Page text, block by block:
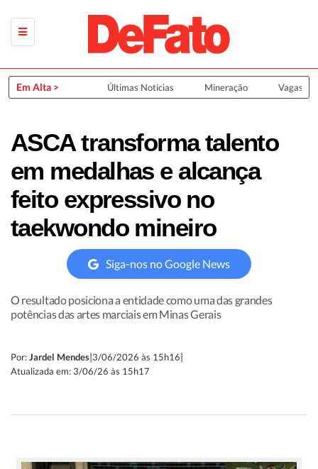
Em Alta > Últimas Notícias Mineração Vagas
ASCA transforma talento
em medalhas e alcança
feito expressivo no
taekwondo mineiro
Siga-nos no Google News
O resultado posiciona a entidade como uma das grandes
potências das artes marciais em Minas Gerais
Por:Jardel Mendes|3/06/2026 às 15h16|
Atualizada em: 3/06/26 às 15h17